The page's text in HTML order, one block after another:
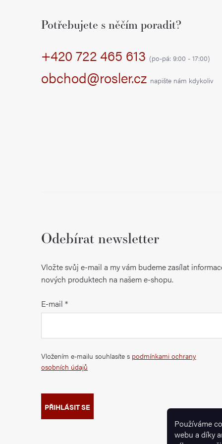
Používáme
webu a díky
Potřebujete s něčím poradit?
+420 722 465 613 (po-pá: 9:00 - 17:00)
obchod@rosler.cz napište nám kdykoliv
Odebírat newsletter
Vložte svůj e-mail a my vám budeme zasílat
nových produktech na našem e-shopu.
E-mail
Vložením e-mailu souhlasíte s podmínkami ochrany
osobních údajů
PŘIHLÁSIT SE